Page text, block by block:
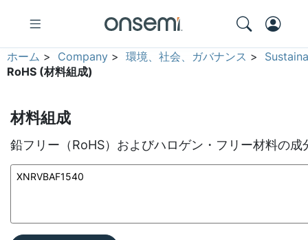
ホーム > Company >環境、社会、ガバナンス >
RoHS (材料組成)
材料組成
鉛フリー（RoHS）およびハロゲン・フリー材料の成